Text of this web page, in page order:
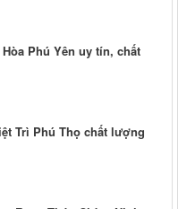
Phú Yên uy tín, chất
Trì Phú Thọ chất lượng